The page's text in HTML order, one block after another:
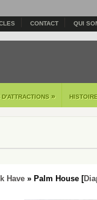
CONTACT QUI
D'ATTRACTIONS »
Have » Palm House [